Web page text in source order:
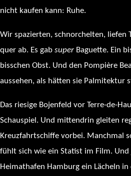
nicht kaufen kann: Ruhe.
Wir spazierten, schnorchelten, liefen
quer ab. Es gab super Baguette. Ein
bisschen Obst. Und den Pompière
aussehen, als hätten sie Palmitektur
Das riesige Bojenfeld vor Terre-de-
Schauspiel. Und mittendrin gleiten
Kreuzfahrtschiffe vorbei. Manchmal
fühlt sich wie ein Statist im Film. Und
Heimathafen Hamburg ein Lächeln in